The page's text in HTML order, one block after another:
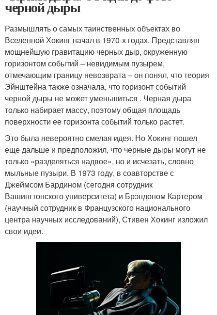
черной дыры
Размышлять о самых таинственных объектах во
Вселенной Хокинг начал в 1970-х годах. Представляя
мощнейшую гравитацию черных дыр, окруженную
горизонтом событий – невидимым пузырем,
отмечающим границу невозврата – он понял, что теория
Эйнштейна также означала, что горизонт событий
черной дыры не может уменьшиться . Черная дыра
только набирает массу, поэтому общая площадь
поверхности ее горизонта событий только растет.
Это была невероятно смелая идея. Но Хокинг пошел
еще дальше и предположил, что черные дыры могут не
только «разделяться надвое», но и исчезать, словно
мыльные пузыри. В 1973 году, в соавторстве с
Джеймсом Бардином (сегодня сотрудник
Вашингтонского университета) и Брэндоном Картером
(научный сотрудник в Французского национального
центра научных исследований), Стивен Хокинг изложил
свои идеи.